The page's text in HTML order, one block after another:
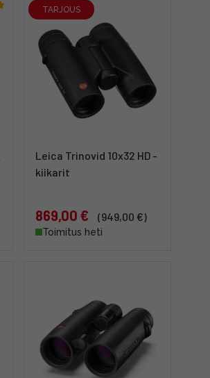
TARJOUS
Leica Trinovid 10x32 HD -
kiikarit
869,00 € (949,00 €)
Toimitus heti